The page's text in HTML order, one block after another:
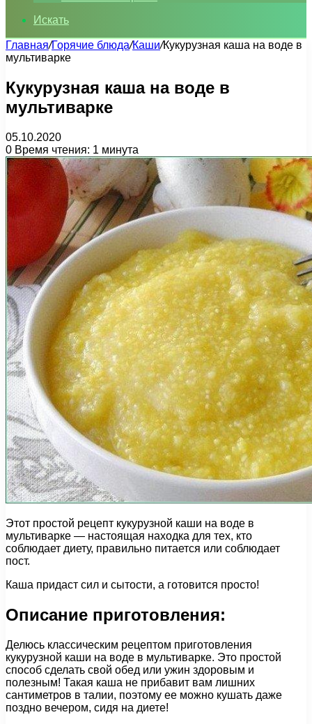
Искать
Главная/Горячие блюда/Каши/Кукурузная каша на воде в
мультиварке
Кукурузная каша на воде в
мультиварке
05.10.2020
0 Время чтения: 1 минута
Этот простой рецепт кукурузной каши на воде в
мультиварке — настоящая находка для тех, кто
соблюдает диету, правильно питается или соблюдает
пост.
Каша придаст сил и сытости, а готовится просто!
Описание приготовления:
Делюсь классическим рецептом приготовления
кукурузной каши на воде в мультиварке. Это простой
способ сделать свой обед или ужин здоровым и
полезным! Такая каша не прибавит вам лишних
сантиметров в талии, поэтому ее можно кушать даже
поздно вечером, сидя на диете!